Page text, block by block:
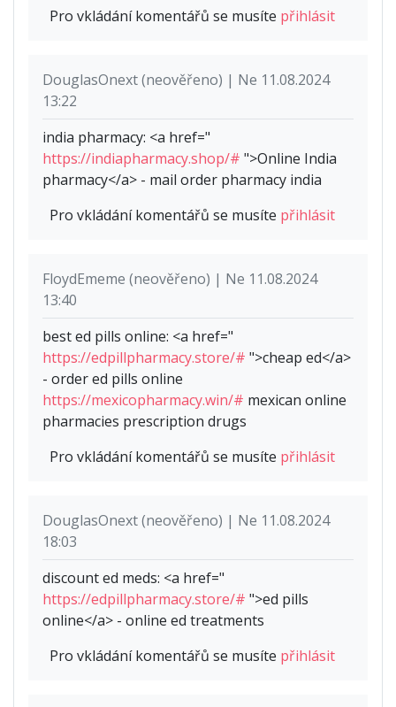
Pro vkládání komentářů se musíte přihlásit
DouglasOnext (neověřeno) | Ne 11.08.2024
13:22
india pharmacy: <a href="
https://indiapharmacy.shop/# ">Online India
pharmacy</a> - mail order pharmacy india
Pro vkládání komentářů se musíte přihlásit
FloydEmeme (neověřeno) | Ne 11.08.2024
13:40
best ed pills online: <a href="
https://edpillpharmacy.store/# ">cheap ed</a>
- order ed pills online
https://mexicopharmacy.win/# mexican online
pharmacies prescription drugs
Pro vkládání komentářů se musíte přihlásit
DouglasOnext (neověřeno) | Ne 11.08.2024
18:03
discount ed meds: <a href="
https://edpillpharmacy.store/# ">ed pills
online</a> - online ed treatments
Pro vkládání komentářů se musíte přihlásit